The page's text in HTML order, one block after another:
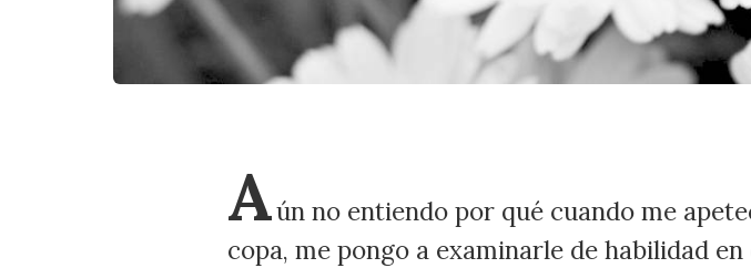
Aún no entiendo por qué cuando me
copa, me pongo a examinarle de habilidad